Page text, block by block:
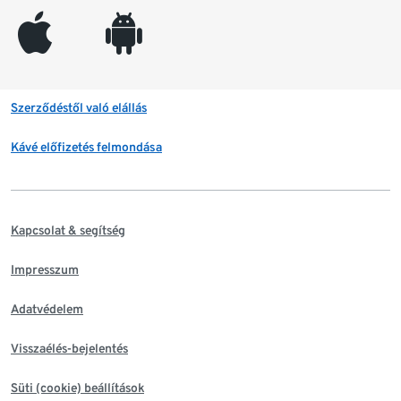
appleinc android
Szerződéstől való elállás
Kávé előfizetés felmondása
Kapcsolat & segítség
Impresszum
Adatvédelem
Visszaélés-bejelentés
Süti (cookie) beállítások